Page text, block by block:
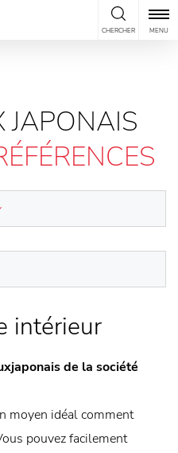
CHERCHER MENU
JAPONAIS
intérieur
de la société
moyen idéal comment
pouvez facilement